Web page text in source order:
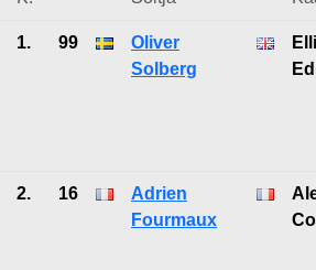
1. 99
Oliver
Solberg
2. 16
Adrien
Fourmaux